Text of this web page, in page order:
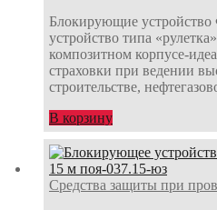
Блокирующие
устройство типа
композитном корпусе-
страховки при ведении
строительстве,
В корзину
Средства защиты при